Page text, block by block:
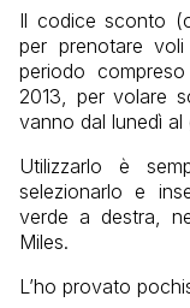
Il codice sconto
per prenotare
periodo
2013, per volare
vanno dal lunedì al
Utilizzarlo è
selezionarlo e
verde a destra,
Miles.
L’ho provato